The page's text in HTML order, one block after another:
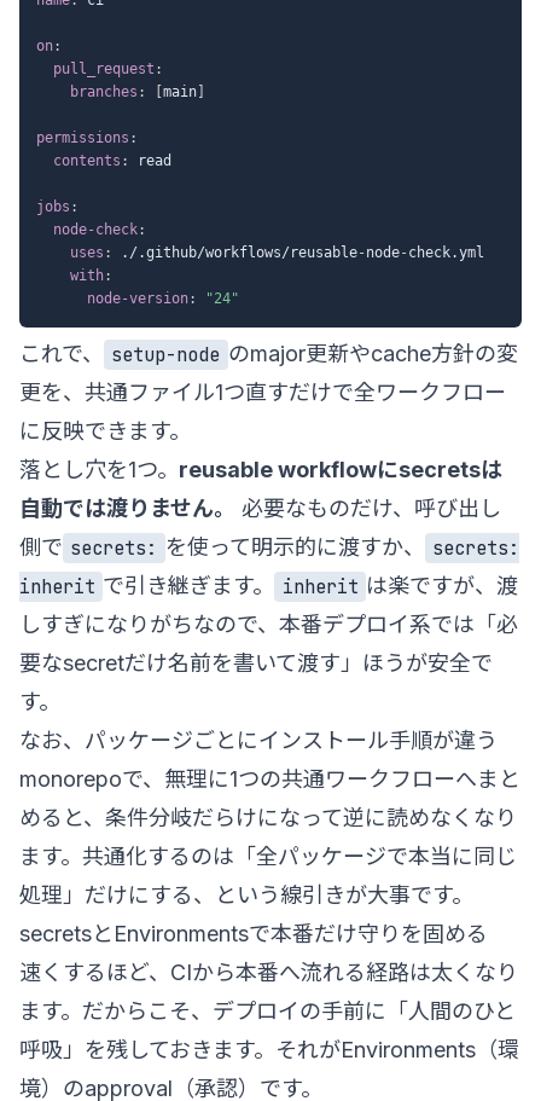
on:
pull_request :
branches : main
permissions :
contents : read
jobs :
node-check:
uses : ./.github/workflows/reusable-node-check.yml
with:
node-version: "24"
これで、 setup-node のmajor更新やcache方針の変
更を、共通ファイル1つ直すだけで全ワークフロー
に反映できます。
落とし穴を1つ。 reusable workflowにsecretsは
自動では渡りません。
必要なものだけ、呼び出し
側で secrets: を使って明示的に渡すか、
secrets:
inherit で引き継ぎます。 inherit は楽ですが、渡
しすぎになりがちなので、本番デプロイ系では「必
要なsecretだけ名前を書いて渡す」ほうが安全で
す。
なお、パッケージごとにインストール手順が違う
monorepoで、無理に1つの共通ワークフローへまと
めると、条件分岐だらけになって逆に読めなくなり
ます。共通化するのは「全パッケージで本当に同じ
処理」だけにする、という線引きが大事です。
secretsとEnvironmentsで本番だけ守りを固める
速くするほど、CIから本番へ流れる経路は太くなり
ます。だからこそ、デプロイの手前に「人間のひと
呼吸」を残しておきます。それがEnvironments（環
境）のapproval（承認）です。